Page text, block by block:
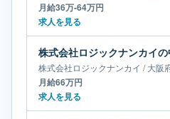
月給36万-64万円
求人を見る
株式会社ロジックナンカイ /大阪
月給66万円
求人を見る